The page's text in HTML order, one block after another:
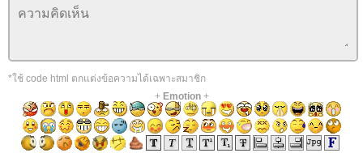
*ใช้ code html ตกแต่งข้อความได้เฉพาะสมาชิก
+ Emotion+